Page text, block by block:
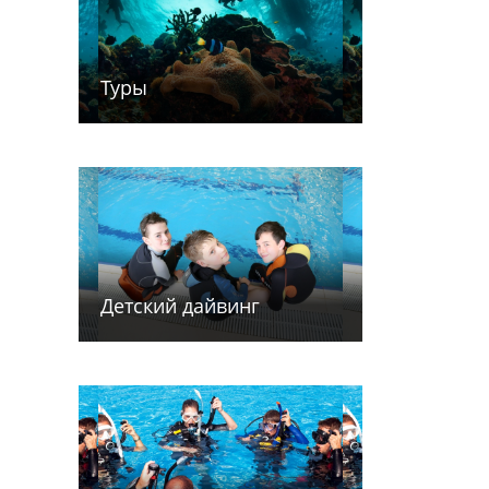
Туры
Детский дайв­­инг